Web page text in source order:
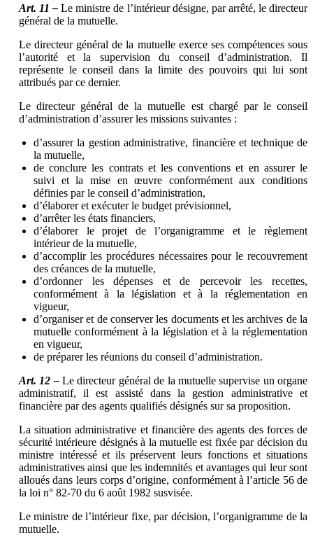
Art. 11 –Le ministre de l’intérieur désigne, par arrêté, le directeur
général de la mutuelle.
Le directeur général de la mutuelle exerce ses compétences sous
l’autorité et la supervision du conseil d’administration. Il
représente le conseil dans la limite des pouvoirs qui lui sont
attribués par ce dernier.
Le directeur général de la mutuelle est chargé par le conseil
d’administration d’assurer les missions suivantes :
d’assurer la gestion administrative, financière et technique de
la mutuelle,
de conclure les contrats et les conventions et en assurer le
suivi et la mise en œuvre conformément aux conditions
définies par le conseil d’administration,
d’élaborer et exécuter le budget prévisionnel,
d’arrêter les états financiers,
d’élaborer le projet de l’organigramme et le règlement
intérieur de la mutuelle,
d’accomplir les procédures nécessaires pour le recouvrement
des créances de la mutuelle,
d’ordonner les dépenses et de percevoir les recettes,
conformément à la législation et à la réglementation en
vigueur,
d’organiser et de conserver les documents et les archives de la
mutuelle conformément à la législation et à la réglementation
en vigueur,
de préparer les réunions du conseil d’administration.
Art. 12 –Le directeur général de la mutuelle supervise un organe
administratif, il est assisté dans la gestion administrative et
financière par des agents qualifiés désignés sur sa proposition.
La situation administrative et financière des agents des forces de
sécurité intérieure désignés à la mutuelle est fixée par décision du
ministre intéressé et ils préservent leurs fonctions et situations
administratives ainsi que les indemnités et avantages qui leur sont
alloués dans leurs corps d’origine, conformément à l’article 56 de
la loi n° 82-70 du 6 août 1982 susvisée.
Le ministre de l’intérieur fixe, par décision, l’organigramme de la
mutuelle.